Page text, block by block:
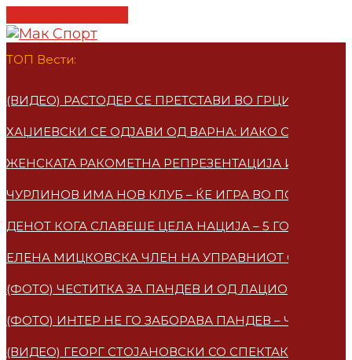
ТОП Вести:
(ВИДЕО) РАСТОДЕР СЕ ПРЕТСТАВИ ВО ГРЦИЈА –
ХАЏИЕВСКИ СЕ ОДЈАВИ ОД ВАРНА: ИАКО СУМ
ЖЕНСКАТА РАКОМЕТНА РЕПРЕЗЕНТАЦИЈА ИМАА
ЧУРЛИНОВ ИМА НОВ КЛУБ – ЌЕ ИГРА ВО ПОЛСКА
ДЕНОТ КОГА СЛАВЕШЕ ЦЕЛА НАЦИЈА – 5 ГОДИНИ
ЕЛЕНА МИЦКОВСКA ЧЛЕН НА УПРАВНИОТ ОДБОР
(ФОТО) ЧЕСТИТКА ЗА ПАНДЕВ И ОД ЛАЦИО
(ФОТО) ИНТЕР НЕ ГО ЗАБОРАВА ПАНДЕВ –
(ВИДЕО) ГЕОРГ СТОЈАНОВСКИ СО СПЕКТАКУЛАРЕН